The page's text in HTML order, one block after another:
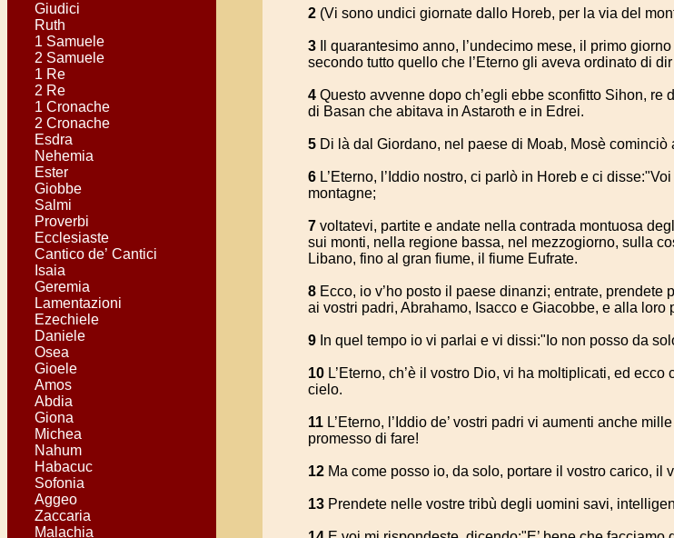
Giudici
Ruth
1 Samuele
2 Samuele
1 Re
2 Re
1 Cronache
2 Cronache
Esdra
Nehemia
Ester
Giobbe
Salmi
Proverbi
Ecclesiaste
Cantico de’ Cantici
Isaia
Geremia
Lamentazioni
Ezechiele
Daniele
Osea
Gioele
Amos
Abdia
Giona
Michea
Nahum
Habacuc
Sofonia
Aggeo
Zaccaria
Malachia
2 (Vi sono undici giornate dallo Horeb, per la via del
3 Il quarantesimo anno, l’undecimo mese, il primo
secondo tutto quello che l’Eterno gli aveva ordinato di
4 Questo avvenne dopo ch’egli ebbe sconfitto Sihon,
di Basan che abitava in Astaroth e in Edrei.
5 Di là dal Giordano, nel paese di Moab, Mosè
6 L’Eterno, l’Iddio nostro, ci parlò in Horeb e ci
montagne;
7 voltatevi, partite e andate nella contrada montuosa
sui monti, nella regione bassa, nel mezzogiorno, sulla
Libano, fino al gran fiume, il fiume Eufrate.
8 Ecco, io v’ho posto il paese dinanzi; entrate, prendete
ai vostri padri, Abrahamo, Isacco e Giacobbe, e alla loro
9 In quel tempo io vi parlai e vi dissi:"Io non posso da
10 L’Eterno, ch’è il vostro Dio, vi ha moltiplicati, ed
cielo.
11 L’Eterno, l’Iddio de’ vostri padri vi aumenti anche
promesso di fare!
12 Ma come posso io, da solo, portare il vostro carico, il
13 Prendete nelle vostre tribù degli uomini savi,